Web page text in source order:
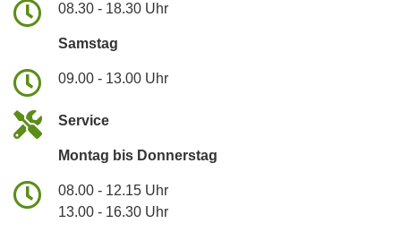
08.30 - 18.30 Uhr
Samstag
09.00 - 13.00 Uhr
Service
Montag bis Donnerstag
08.00 - 12.15 Uhr
13.00 - 16.30 Uhr